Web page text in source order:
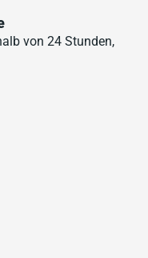
von 24 Stunden,